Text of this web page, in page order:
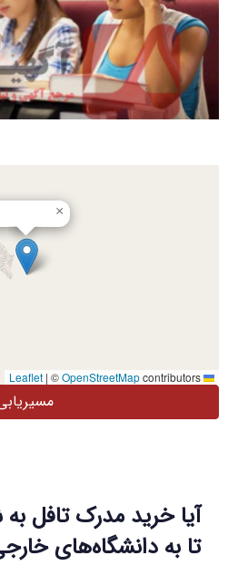
آیا خرید مدرک تافل
تا به دانشگاه‌های
×
| ©OpenStreetMapcontributors